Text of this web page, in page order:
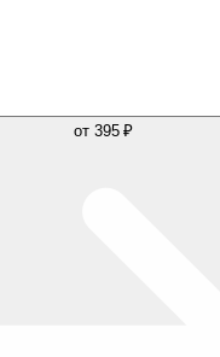
от 395 ₽